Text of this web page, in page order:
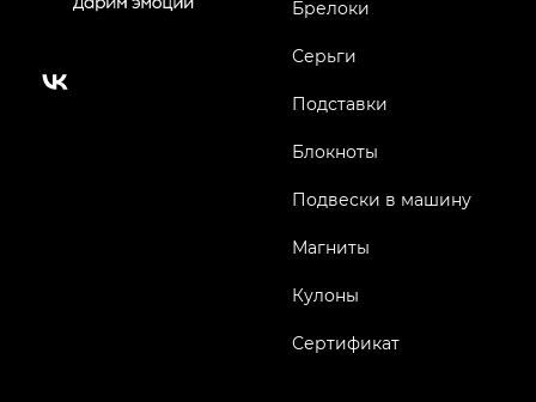
Брелоки
Серьги
Подставки
Блокноты
Подвески в машину
Магниты
Кулоны
Сертификат